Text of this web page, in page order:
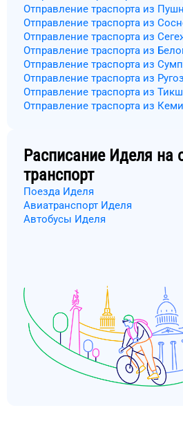
Отправление траспорта из
Отправление траспорта из
Отправление траспорта из
Отправление траспорта из
Отправление траспорта из
Отправление траспорта из
Отправление траспорта из
Отправление траспорта из Кеми
Расписание Иделя на
транспорт
Поезда Иделя
Авиатранспорт Иделя
Автобусы Иделя